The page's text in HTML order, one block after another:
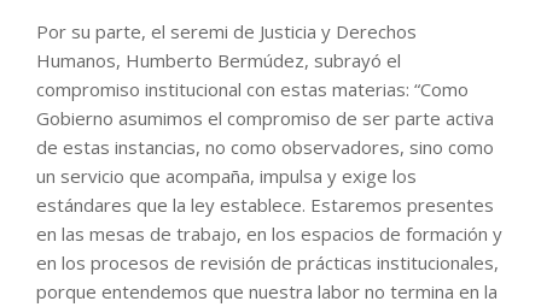
Por su parte, el seremi de Justicia y Derechos
Humanos, Humberto Bermúdez, subrayó el
compromiso institucional con estas materias: “Como
Gobierno asumimos el compromiso de ser parte activa
de estas instancias, no como observadores, sino como
un servicio que acompaña, impulsa y exige los
estándares que la ley establece. Estaremos presentes
en las mesas de trabajo, en los espacios de formación y
en los procesos de revisión de prácticas institucionales,
porque entendemos que nuestra labor no termina en la